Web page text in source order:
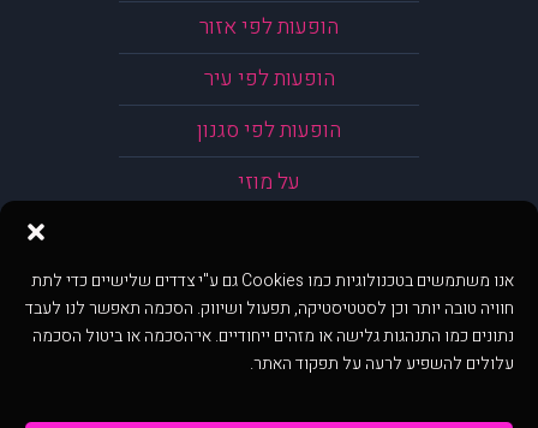
אנו משתמשים בטכנולוגיות כמו Cookies גם ע"י צדדים שלישיים כדי לתת
חוויה טובה יותר וכן לסטטיסטיקה, תפעול ושיווק. הסכמה תאפשר לנו לעבד
נתונים כמו התנהגות גלישה או מזהים ייחודיים. אי־הסכמה או ביטול הסכמה
עלולים להשפיע לרעה על תפקוד האתר.
הופעות לפי אזור
הופעות לפי עיר
הופעות לפי סגנון
על מוזי